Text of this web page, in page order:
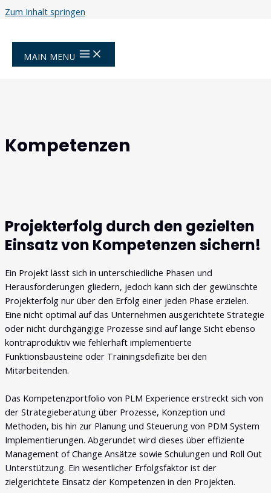
Zum Inhalt springen
MAIN MENU
Kompetenzen
Projekterfolg durch den gezielten
Einsatz von Kompetenzen sichern!
Ein Projekt lässt sich in unterschiedliche Phasen und
Herausforderungen gliedern, jedoch kann sich der gewünschte
Projekterfolg nur über den Erfolg einer jeden Phase erzielen.
Eine nicht optimal auf das Unternehmen ausgerichtete Strategie
oder nicht durchgängige Prozesse sind auf lange Sicht ebenso
kontraproduktiv wie fehlerhaft implementierte
Funktionsbausteine oder Trainingsdefizite bei den
Mitarbeitenden.
Das Kompetenzportfolio von PLM Experience erstreckt sich von
der Strategieberatung über Prozesse, Konzeption und
Methoden, bis hin zur Planung und Steuerung von PDM System
Implementierungen. Abgerundet wird dieses über effiziente
Management of Change Ansätze sowie Schulungen und Roll Out
Unterstützung. Ein wesentlicher Erfolgsfaktor ist der
zielgerichtete Einsatz der Kompetenzen in den Projekten.